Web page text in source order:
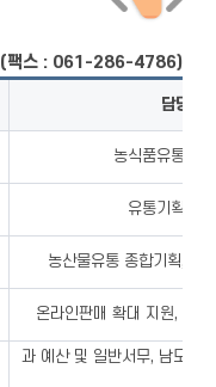
(팩스 : 061-286-4786)
담당업
농식품유통과
유통기획 업
농산물유통 종합기획, 푸
온라인판매 확대 지원, 남
과 예산 및 일반서무, 남도미